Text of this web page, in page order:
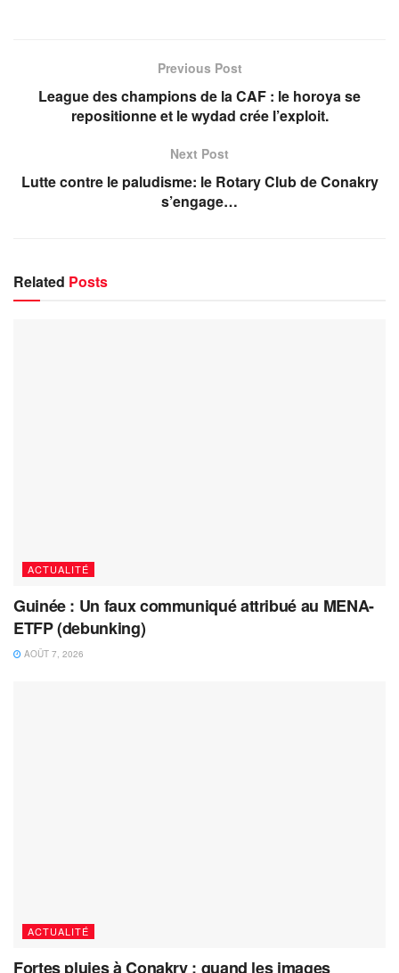
Previous Post
League des champions de la CAF : le horoya se
repositionne et le wydad crée l’exploit.
Next Post
Lutte contre le paludisme: le Rotary Club de Conakry
s’engage…
Related Posts
ACTUALITÉ
Guinée : Un faux communiqué attribué au MENA-
ETFP (debunking)
AOÛT 7, 2026
ACTUALITÉ
Fortes pluies à Conakry : quand les images